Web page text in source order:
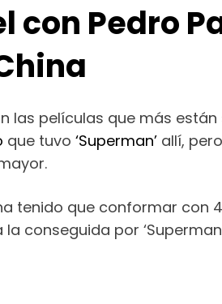
con Pedro
las películas que más
que tuvo ‘Superman’ allí,
tenido que conformar con
conseguida por